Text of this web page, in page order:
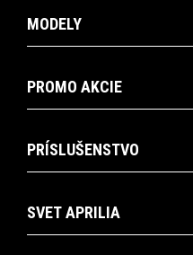
MODELY
PROMO AKCIE
PRÍSLUŠENSTVO
SVET APRILIA